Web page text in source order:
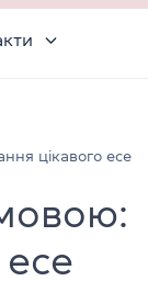
цікавого есе